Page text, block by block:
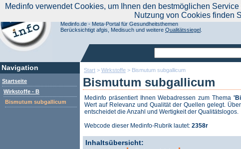
Start > Wirkstoffe > Bismutum subgallicum
Bismutum subgallicum
Medinfo präsentiert Ihnen Webadressen zum Thema
Wert auf Relevanz und Qualität der Quellen gelegt.
entscheidet die Anzahl und Wertigkeit der Qualitätslogos.
Webcode dieser Medinfo-Rubrik lautet: 2358r
Inhaltsübersicht:
Navigation
Startseite
Wirkstoffe - B
Bismutum subgallicum
Aktuelle Nachrichten|Nachrichtentrend
Suchen Sie noch oder Finden Sie schon?
Medinfo.de - Meta-Portal für Gesundheitsthemen
Berücksichtigt afgis, Medisuch und weitere Qualitätssiegel
Medinfo verwendet Cookies, um Ihnen den bestmöglichen
Nutzung von Cookies finden